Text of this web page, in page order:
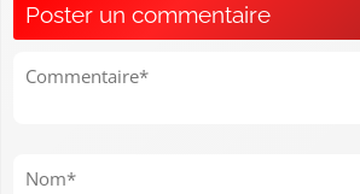
Poster un commentaire